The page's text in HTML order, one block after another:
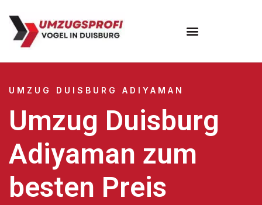
UMZUG DUISBURG ADIYAMAN
Umzug Duisburg
Adiyaman zum
besten Preis